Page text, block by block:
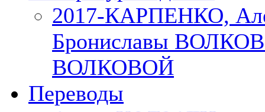
2017-КАРПЕНКО,
Брониславы
ВОЛКОВОЙ
Переводы